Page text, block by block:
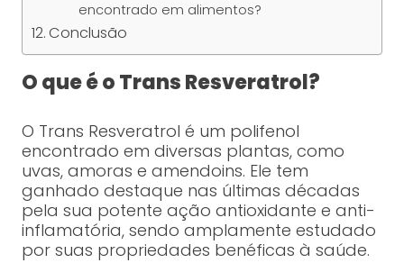
encontrado em alimentos?
Conclusão
O que é o Trans Resveratrol?
O Trans Resveratrol é um polifenol
encontrado em diversas plantas, como
uvas, amoras e amendoins. Ele tem
ganhado destaque nas últimas décadas
pela sua potente ação antioxidante e anti-
inflamatória, sendo amplamente estudado
por suas propriedades benéficas à saúde.